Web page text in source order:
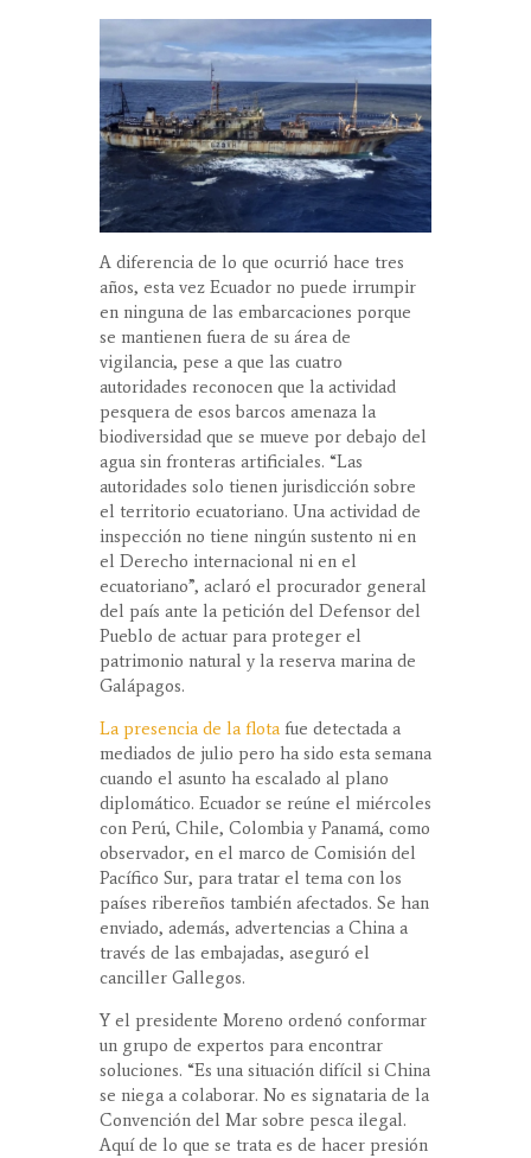
A diferencia de lo que ocurrió hace tres
años, esta vez Ecuador no puede irrumpir
en ninguna de las embarcaciones porque
se mantienen fuera de su área de
vigilancia, pese a que las cuatro
autoridades reconocen que la actividad
pesquera de esos barcos amenaza la
biodiversidad que se mueve por debajo del
agua sin fronteras artificiales. “Las
autoridades solo tienen jurisdicción sobre
el territorio ecuatoriano. Una actividad de
inspección no tiene ningún sustento ni en
el Derecho internacional ni en el
ecuatoriano”, aclaró el procurador general
del país ante la petición del Defensor del
Pueblo de actuar para proteger el
patrimonio natural y la reserva marina de
Galápagos.
La presencia de la flota fue detectada a
mediados de julio pero ha sido esta semana
cuando el asunto ha escalado al plano
diplomático. Ecuador se reúne el miércoles
con Perú, Chile, Colombia y Panamá, como
observador, en el marco de Comisión del
Pacífico Sur, para tratar el tema con los
países ribereños también afectados. Se han
enviado, además, advertencias a China a
través de las embajadas, aseguró el
canciller Gallegos.
Y el presidente Moreno ordenó conformar
un grupo de expertos para encontrar
soluciones. “Es una situación difícil si China
se niega a colaborar. No es signataria de la
Convención del Mar sobre pesca ilegal.
Aquí de lo que se trata es de hacer presión